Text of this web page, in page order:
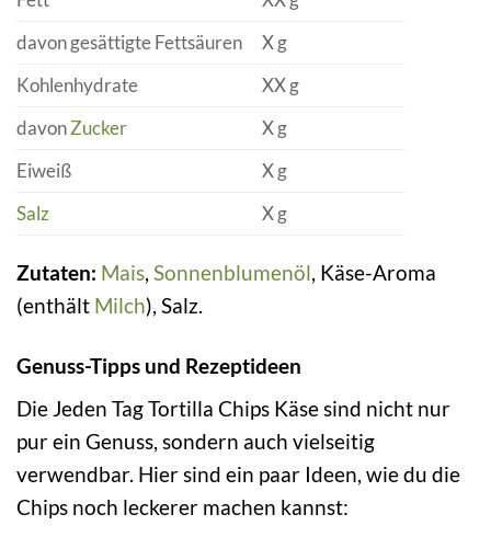
davon gesättigte Fettsäuren
X g
Kohlenhydrate
XX g
davonZucker
X g
Eiweiß
X g
Salz
X g
Zutaten: Mais, Sonnenblumenöl, Käse-Aroma
(enthält Milch), Salz.
Genuss-Tipps und Rezeptideen
Die Jeden Tag Tortilla Chips Käse sind nicht nur
pur ein Genuss, sondern auch vielseitig
verwendbar. Hier sind ein paar Ideen, wie du die
Chips noch leckerer machen kannst: